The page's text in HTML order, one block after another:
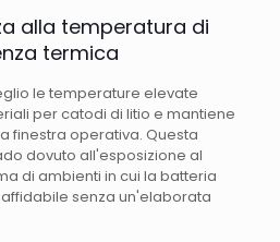
alla temperatura di
termica
le temperature elevate
per catodi di litio e mantiene
finestra operativa. Questa
dovuto all'esposizione al
di ambienti in cui la batteria
senza un'elaborata